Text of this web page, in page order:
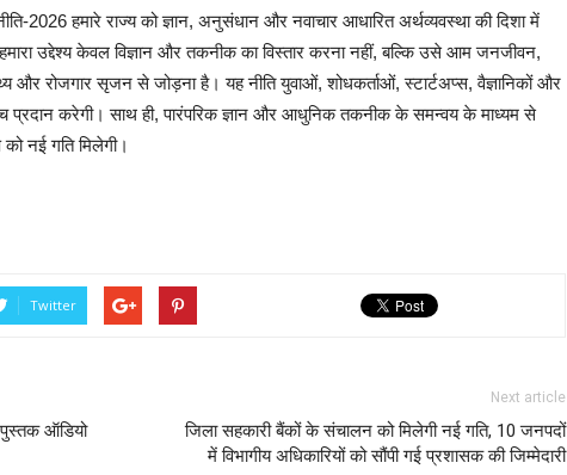
नीति-2026 हमारे राज्य को ज्ञान, अनुसंधान और नवाचार आधारित अर्थव्यवस्था की दिशा में
उद्देश्य केवल विज्ञान और तकनीक का विस्तार करना नहीं, बल्कि उसे आम जनजीवन,
और रोजगार सृजन से जोड़ना है। यह नीति युवाओं, शोधकर्ताओं, स्टार्टअप्स, वैज्ञानिकों और
प्रदान करेगी। साथ ही, पारंपरिक ज्ञान और आधुनिक तकनीक के समन्वय के माध्यम से
को नई गति मिलेगी।
Twitter
पुस्तक ऑडियो
Next article
जिला सहकारी बैंकों के संचालन को मिलेगी नई गति, 10 जनपदों
में विभागीय अधिकारियों को सौंपी गई प्रशासक की जिम्मेदारी